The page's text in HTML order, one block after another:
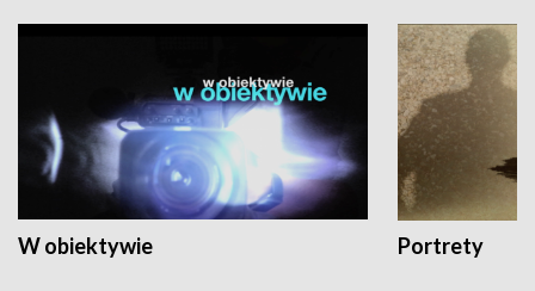
W obiektywie Portrety